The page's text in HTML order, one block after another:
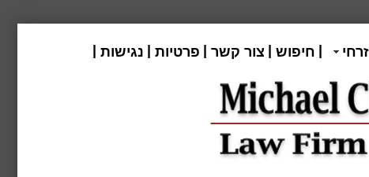
חיפוש צור קשר פרטיות נגישות